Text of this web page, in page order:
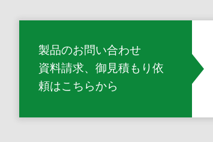
製品のお問い合わせ
資料請求、御見積もり依
頼はこちらから